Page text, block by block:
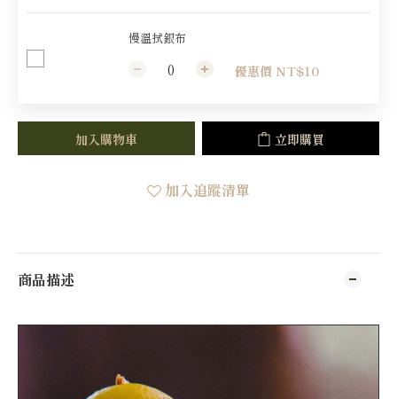
慢溫拭銀布
優惠價 NT$10
加入購物車 立即購買
加入追蹤清單
商品描述